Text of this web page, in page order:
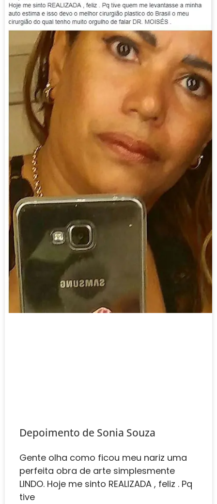
Depoimento de ‎‎Sonia Souza
Gente olha como ficou meu nariz uma
perfeita obra de arte simplesmente
LINDO. Hoje me sinto REALIZADA , feliz . Pq
tive